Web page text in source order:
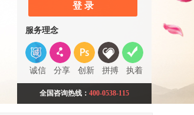
登 录
服务理念
诚信 分享 创新 拼搏 执着
全国咨询热线： 400-0538-115